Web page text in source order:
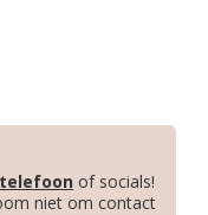
telefoon of socials!
niet om contact